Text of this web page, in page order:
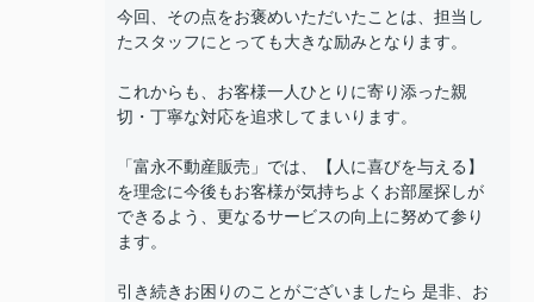
今回、その点をお褒めいただいたことは、担当し
たスタッフにとっても大きな励みとなります。
これからも、お客様一人ひとりに寄り添った親
切・丁寧な対応を追求してまいります。
「富永不動産販売」では、【人に喜びを与える】
を理念に今後もお客様が気持ちよくお部屋探しが
できるよう、更なるサービスの向上に努めて参り
ます。
引き続きお困りのことがございましたら 是非、お